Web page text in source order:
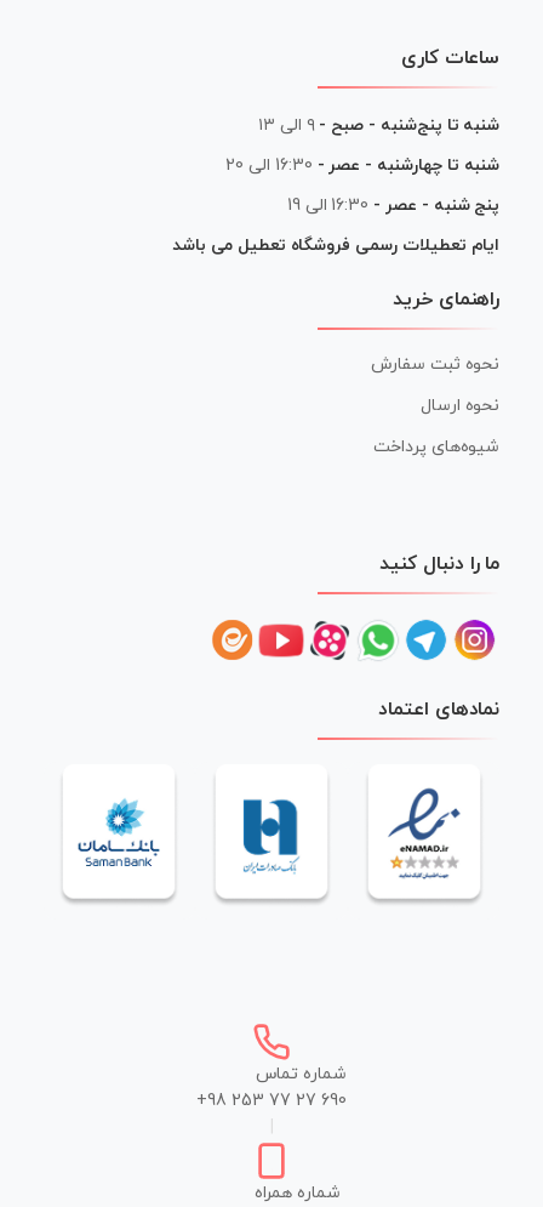
ساعات کاری
شنبه تا پنج‌شنبه - صبح - ۹ الی ۱۳
شنبه تا چهارشنبه - عصر - 16:30 الی 20
پنج شنبه - عصر - 16:30 الی 19
ایام تعطیلات رسمی فروشگاه تعطیل می باشد
راهنمای خرید
نحوه ثبت سفارش
نحوه ارسال
شیوه‌های پرداخت
ما را دنبال کنید
نمادهای اعتماد
شماره تماس
+98 253 77 27 690
شماره همراه